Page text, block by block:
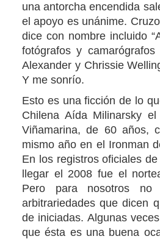
una antorcha encendida
el apoyo es unánime.
dice con nombre incluido
fotógrafos y
Alexander y Chrissie
Y me sonrío.
Esto es una ficción de lo
Chilena Aída Milinarsky
Viñamarina, de 60 años,
mismo año en el Ironman
En los registros oficiales
llegar el 2008 fue el
Pero para nosotros
arbitrariedades que dicen
de iniciadas. Algunas
que ésta es una buena